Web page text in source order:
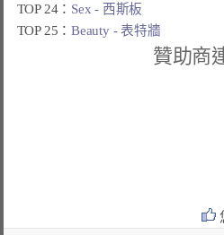
TOP 24： Sex - 西斯板
TOP 25：Beauty - 表特牆
贊助商